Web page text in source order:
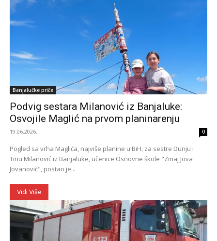
Banjalučke priče
Podvig sestara Milanović iz Banjaluke:
Osvojile Maglić na prvom planinarenju
19.06.2026. 0
Pogled sa vrha Maglića, najviše planine u BiH, za sestre Dunju i
Tinu Milanović iz Banjaluke, učenice Osnovne škole "Zmaj Jova
Jovanović", postao je...
Vidi Više